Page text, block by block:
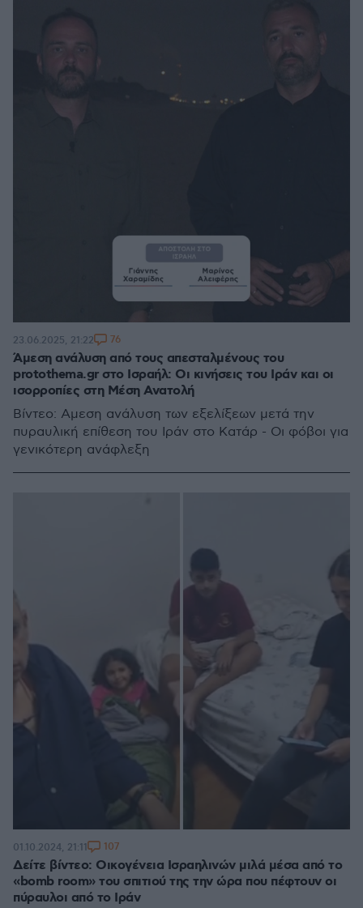
Άμεση ανάλυση από τους απεσταλμένους του
protothema.gr στο Ισραήλ: Οι κινήσεις του Ιράν και οι
ισορροπίες στη Μέση Ανατολή
Βίντεο: Αμεση ανάλυση των εξελίξεων μετά την
πυραυλική επίθεση του Ιράν στο Κατάρ - Οι φόβοι για
γενικότερη ανάφλεξη
23.06.2025, 21:22 76
Δείτε βίντεο: Οικογένεια Ισραηλινών μιλά μέσα από το
«bomb room» του σπιτιού της την ώρα που πέφτουν οι
πύραυλοι από το Ιράν
01.10.2024, 21:11 107